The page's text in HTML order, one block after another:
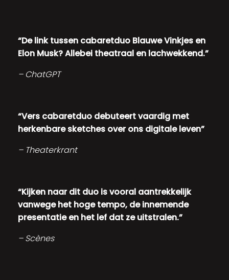
“De link tussen cabaretduo Blauwe Vinkjes en
Elon Musk? Allebei theatraal en lachwekkend.”­
– ChatGPT
“Vers cabaretduo debuteert vaardig met
herkenbare sketches over ons digitale leven”
– Theaterkrant
“Kijken naar dit duo is vooral aantrekkelijk
vanwege het hoge tempo, de innemende
presentatie en het lef dat ze uitstralen.”
– Scènes